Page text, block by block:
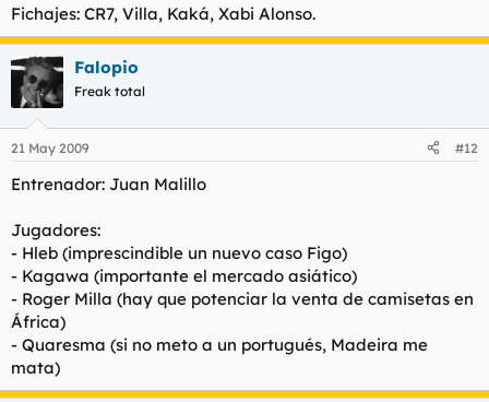
Fichajes: CR7, Villa, Kaká, Xabi Alonso.
Falopio
Freak total
21 May 2009 #12
Entrenador: Juan Malillo
Jugadores:
- Hleb (imprescindible un nuevo caso Figo)
- Kagawa (importante el mercado asiático)
- Roger Milla (hay que potenciar la venta de camisetas en
África)
- Quaresma (si no meto a un portugués, Madeira me
mata)